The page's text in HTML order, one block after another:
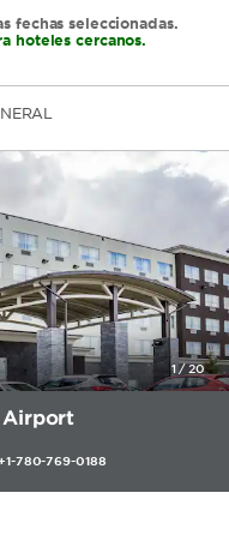
fechas seleccionadas.
hoteles cercanos.
1 /20
Airport
780-769-0188